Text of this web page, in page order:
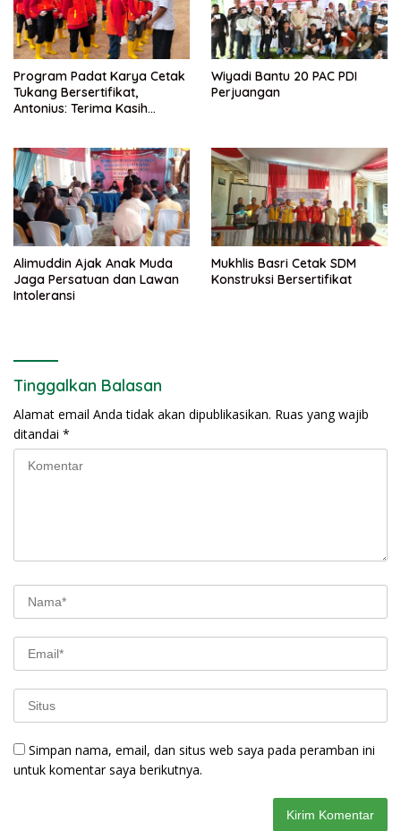
Program Padat Karya Cetak
Tukang Bersertifikat,
Antonius: Terima Kasih
Wiyadi Bantu 20 PAC PDI
Perjuangan
Alimuddin Ajak Anak Muda
Jaga Persatuan dan Lawan
Intoleransi
Mukhlis Basri Cetak SDM
Konstruksi Bersertifikat
Tinggalkan Balasan
Alamat email Anda tidak akan dipublikasikan. Ruas yang wajib
ditandai *
Simpan nama, email, dan situs web saya pada peramban ini
untuk komentar saya berikutnya.